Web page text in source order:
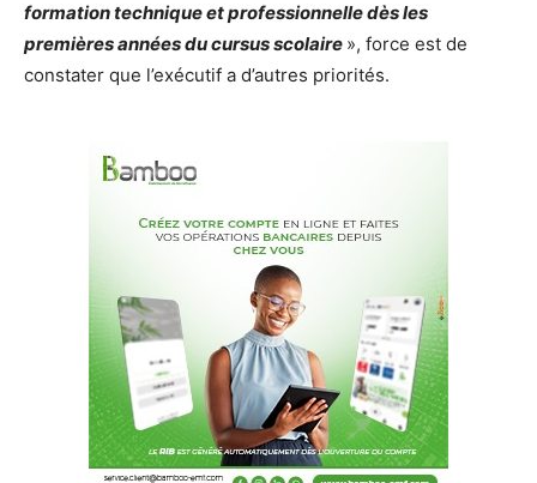
formation technique et professionnelle dès les
premières années du cursus scolaire », force est de
constater que l’exécutif a d’autres priorités.